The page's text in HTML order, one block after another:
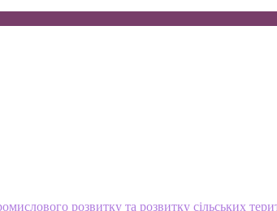
розвитку та розвитку сільських